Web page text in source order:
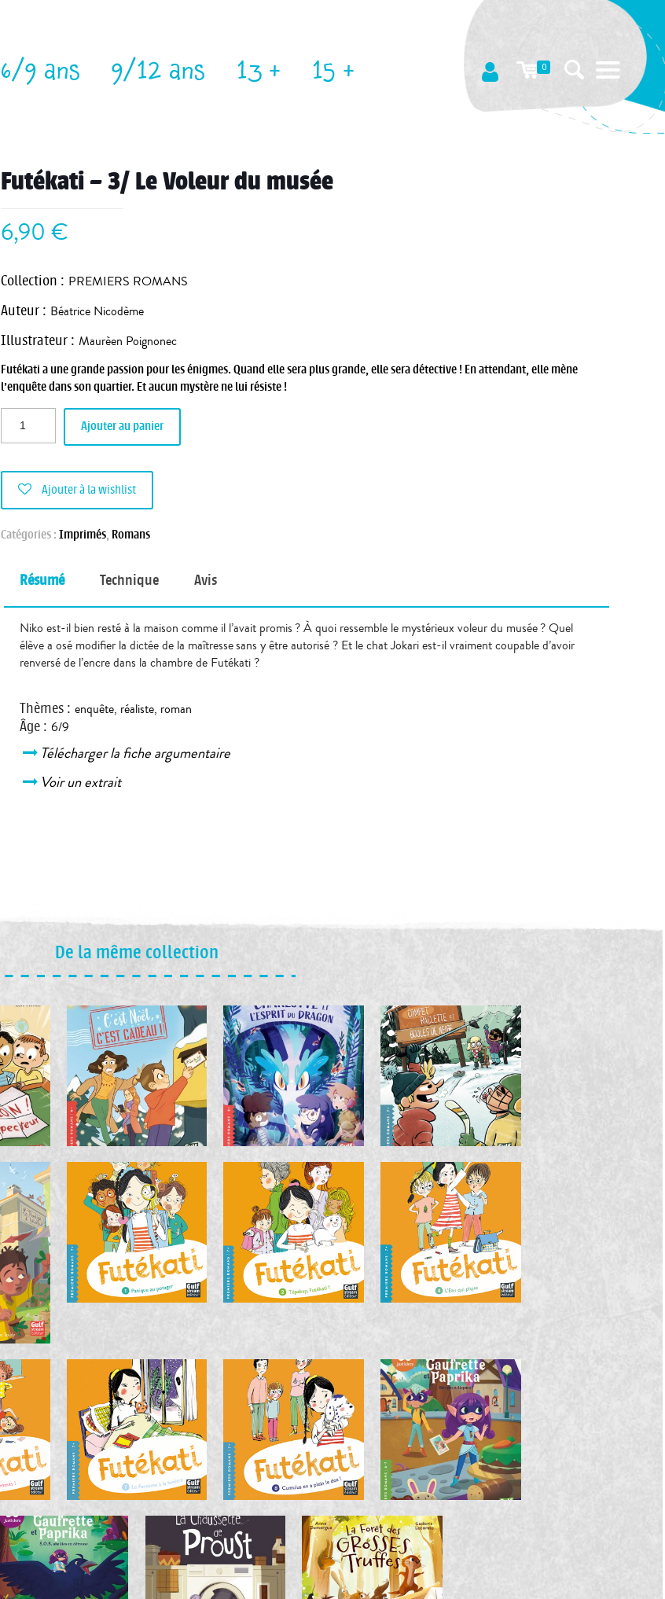
6/9 ans 9/12 ans 13 + 15 + 0
Futékati – 3/ Le Voleur du musée
6,90€
Collection : PREMIERS ROMANS
Auteur : Béatrice Nicodème
Illustrateur : Maurèen Poignonec
Futékati a une grande passion pour les énigmes. Quand elle sera plus grande, elle sera détective ! En attendant, elle mène
l’enquête dans son quartier. Et aucun mystère ne lui résiste !
Ajouter au panier
Ajouter à la wishlist
Catégories :Imprimés, Romans
Résumé Technique Avis
Niko est-il bien resté à la maison comme il l’avait promis ? À quoi ressemble le mystérieux voleur du musée ? Quel
élève a osé modifier la dictée de la maîtresse sans y être autorisé ? Et le chat Jokari est-il vraiment coupable d’avoir
renversé de l’encre dans la chambre de Futékati ?
Thèmes: enquête, réaliste, roman
Âge: 6/9
Télécharger la fiche argumentaire
Voir un extrait
De la même collection